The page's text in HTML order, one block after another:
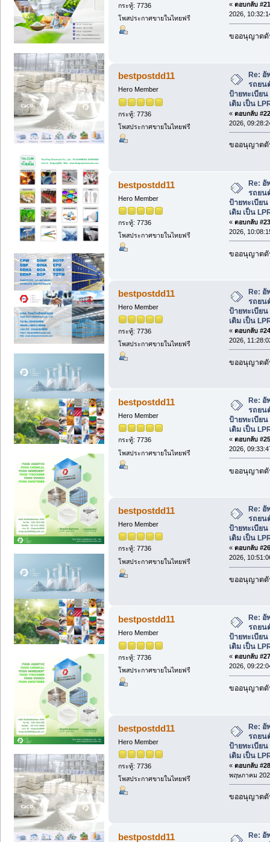
กระทู้: 7736
โพสประกาศขายในไทยฟรี
« ตอบกลับ
2026,
ขออนุญาตดั
bestpostdd11
Hero Member
กระทู้: 7736
โพสประกาศขายในไทยฟรี
Re: อั
รถยน
ป้ายทะเบีย
เดิม เป็น
« ตอบกลับ
2026,
ขออนุญาตดั
bestpostdd11
Hero Member
กระทู้: 7736
โพสประกาศขายในไทยฟรี
Re: อั
รถยน
ป้ายทะเบีย
เดิม เป็น
« ตอบกลับ
2026,
ขออนุญาตดั
bestpostdd11
Hero Member
กระทู้: 7736
โพสประกาศขายในไทยฟรี
Re: อั
รถยน
ป้ายทะเบีย
เดิม เป็น
« ตอบกลับ
2026,
ขออนุญาตดั
bestpostdd11
Hero Member
กระทู้: 7736
โพสประกาศขายในไทยฟรี
Re: อั
รถยน
ป้ายทะเบีย
เดิม เป็น
« ตอบกลับ
2026,
ขออนุญาตดั
bestpostdd11
Hero Member
กระทู้: 7736
โพสประกาศขายในไทยฟรี
Re: อั
รถยน
ป้ายทะเบีย
เดิม เป็น
« ตอบกลับ
2026,
ขออนุญาตดั
bestpostdd11
Hero Member
กระทู้: 7736
โพสประกาศขายในไทยฟรี
Re: อั
รถยน
ป้ายทะเบีย
เดิม เป็น
« ตอบกลับ
2026,
ขออนุญาตดั
bestpostdd11
Hero Member
กระทู้: 7736
โพสประกาศขายในไทยฟรี
Re: อั
รถยน
ป้ายทะเบีย
เดิม เป็น
« ตอบกลับ
พฤษภาคม
ขออนุญาตดั
bestpostdd11
Re: อั